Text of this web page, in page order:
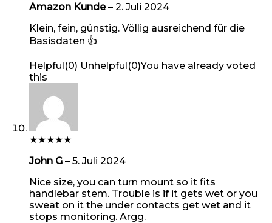
Amazon Kunde– 2. Juli 2024
Klein, fein, günstig. Völlig ausreichend für die
Basisdaten 👍
Helpful(0) Unhelpful(0)You have already voted
this
★★★★★
John G – 5. Juli 2024
Nice size, you can turn mount so it fits
handlebar stem. Trouble is if it gets wet or you
sweat on it the under contacts get wet and it
stops monitoring. Argg.